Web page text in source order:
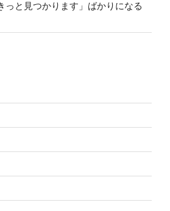
っと見つかります」ばかりになる